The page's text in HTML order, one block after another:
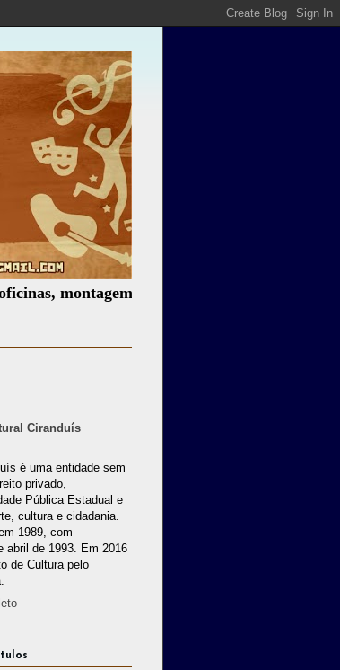
de espetáculos, assessoria cultural,
Ciranduís
é uma entidade sem
privado,
Pública Estadual e
cultura e cidadania.
1989, com
abril de 1993. Em 2016
de Cultura pelo